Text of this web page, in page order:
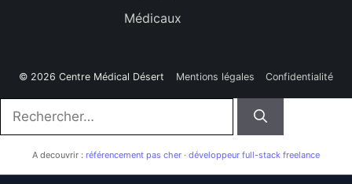
Médicaux
© 2026 Centre Médical Désert Mentions légales Confidentialité
Rechercher :
A decouvrir : référencement pas cher · développeur full-stack freelance